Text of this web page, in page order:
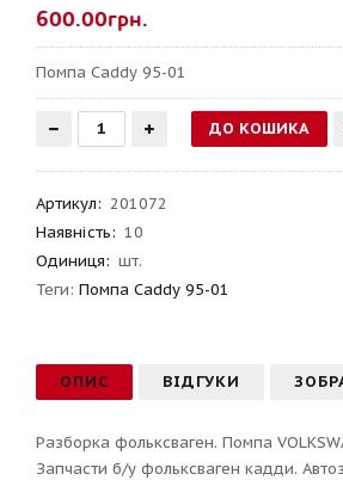
600.00грн.
Помпа Caddy 95-01
Артикул: 201072
Наявність: 10
Одиниця: шт.
Теги: Помпа Caddy 95-01
ОПИС ВІДГУКИ
Разборка фольксваген. Помпа
Запчасти б/у фольксваген кадди.